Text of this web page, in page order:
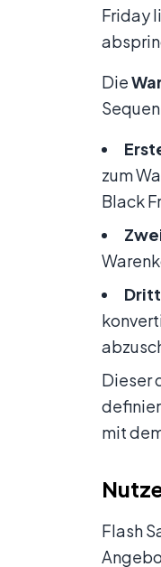
Friday
Die
zum
Black
Dieser
mit
Flash